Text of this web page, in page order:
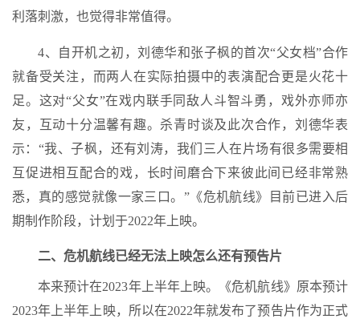
利落刺激，也觉得非常值得。
4、自开机之初，刘德华和张子枫的首次“父女档”合作
就备受关注，而两人在实际拍摄中的表演配合更是火花十
足。这对“父女”在戏内联手同敌人斗智斗勇，戏外亦师亦
友，互动十分温馨有趣。杀青时谈及此次合作，刘德华表
示：“我、子枫，还有刘涛，我们三人在片场有很多需要相
互促进相互配合的戏，长时间磨合下来彼此间已经非常熟
悉，真的感觉就像一家三口。”《危机航线》目前已进入后
期制作阶段，计划于2022年上映。
二、危机航线已经无法上映怎么还有预告片
本来预计在2023年上半年上映。《危机航线》原本预计
2023年上半年上映，所以在2022年就发布了预告片作为正式